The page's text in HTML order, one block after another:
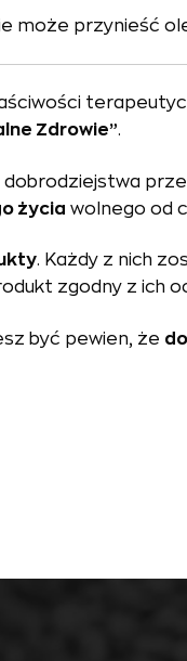
może przynieść
Zdrowie”.
dobrodziejstwa
życia wolnego od
. Każdy z nich
zgodny z ich
być pewien, że